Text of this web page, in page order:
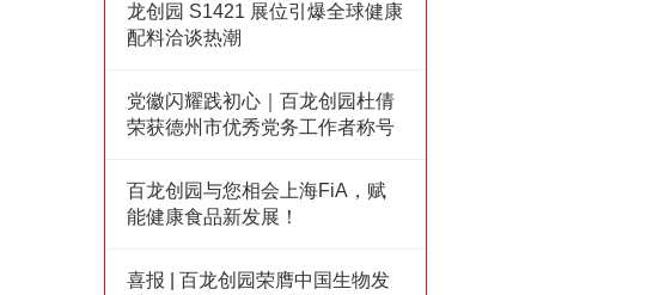
龙创园 S1421 展位引爆全球健康
配料洽谈热潮
党徽闪耀践初心｜百龙创园杜倩
荣获德州市优秀党务工作者称号
百龙创园与您相会上海FiA，赋
能健康食品新发展！
喜报 | 百龙创园荣膺中国生物发